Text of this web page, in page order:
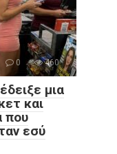
0 460
μια
και
που
εσύ